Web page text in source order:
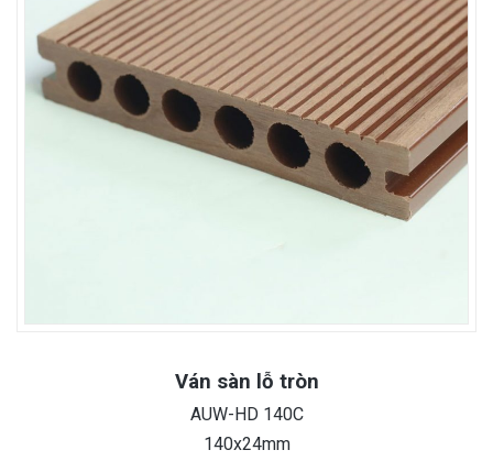
Ván sàn lỗ tròn
AUW-HD 140C
140x24mm